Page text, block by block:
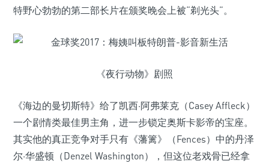
特野心勃勃的第二部长片在颁奖晚会上被“剃光头”。
《夜行动物》剧照
《海边的曼切斯特》给了凯西·阿弗莱克（Casey Affleck）
一个剧情类最佳男主角，进一步锁定奥斯卡影帝的宝座。
其实他的真正竞争对手只有《藩篱》（Fences）中的丹泽
尔·华盛顿（Denzel Washington），但这位老戏骨已经拿